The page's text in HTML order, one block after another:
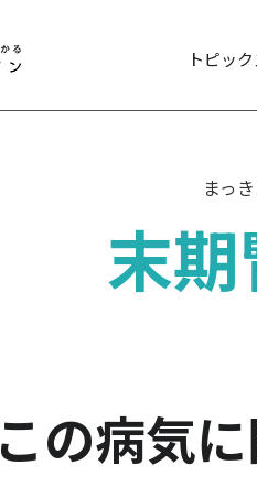
トピック
まっ
末
この病気